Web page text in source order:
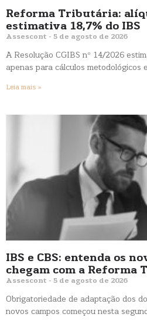
Reforma Tributária:
estimativa 18,7% do IBS
Assescont 5 de agosto de 2026
A Resolução CGIBS nº 14/2026
apenas para cálculos metodológicos
Leia mais »
IBS e CBS: entenda os
chegam com a Reforma
Assescont 5 de agosto de 2026
Obrigatoriedade de adaptação dos
novos campos começou nesta